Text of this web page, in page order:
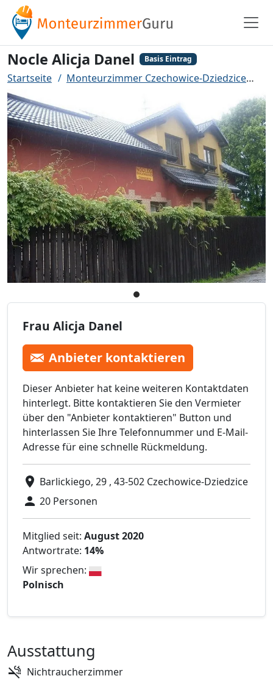
Nocle Alicja Danel Basis Eintrag
Startseite Monteurzimmer Czechowice-Dziedzice
Frau Alicja Danel
Anbieter kontaktieren
Dieser Anbieter hat keine weiteren Kontaktdaten
hinterlegt. Bitte kontaktieren Sie den Vermieter
über den "Anbieter kontaktieren" Button und
hinterlassen Sie Ihre Telefonnummer und E-Mail-
Adresse für eine schnelle Rückmeldung.
Barlickiego, 29 , 43-502 Czechowice-Dziedzice
20 Personen
Mitglied seit: August 2020
Antwortrate: 14%
Wir sprechen:
Polnisch
Ausstattung
Nichtraucherzimmer